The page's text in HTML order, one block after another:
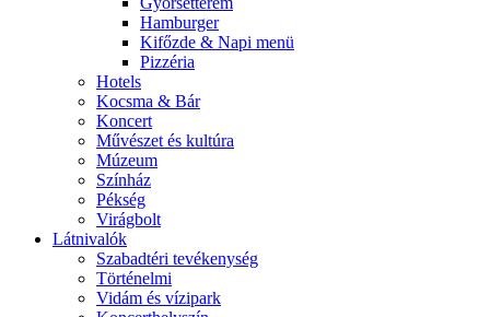
Hamburger
Kifőzde & Napi menü
Pizzéria
Hotels
Kocsma & Bár
Koncert
Művészet és kultúra
Múzeum
Színház
Pékség
Virágbolt
Látnivalók
Szabadtéri tevékenység
Történelmi
Vidám és vízipark